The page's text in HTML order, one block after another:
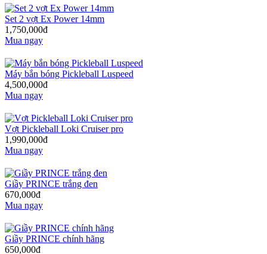
Set 2 vợt Ex Power 14mm
1,750,000đ
Mua ngay
Máy bắn bóng Pickleball Luspeed
4,500,000đ
Mua ngay
Vợt Pickleball Loki Cruiser pro
1,990,000đ
Mua ngay
Giầy PRINCE trắng đen
670,000đ
Mua ngay
Giầy PRINCE chính hãng
650,000đ